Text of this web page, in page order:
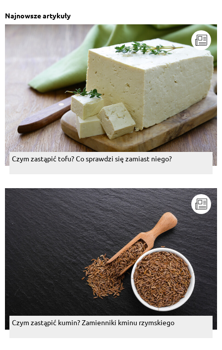
Najnowsze artykuły
Czym zastąpić tofu? Co sprawdzi się zamiast niego?
Czym zastąpić kumin? Zamienniki kminu rzymskiego